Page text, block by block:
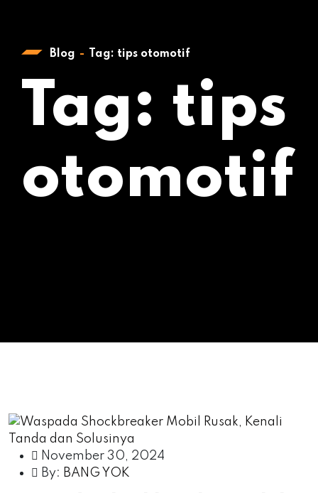
Blog Tag: tips otomotif
Tag: tips
otomotif
November 30, 2024
By: BANG YOK